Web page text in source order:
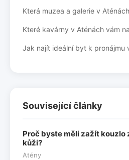
Která muzea a galerie v
Které kavárny v Aténách vám
Jak najít ideální byt k pronájmu
Související články
Proč byste měli zažít kouzlo
kůži?
Atény